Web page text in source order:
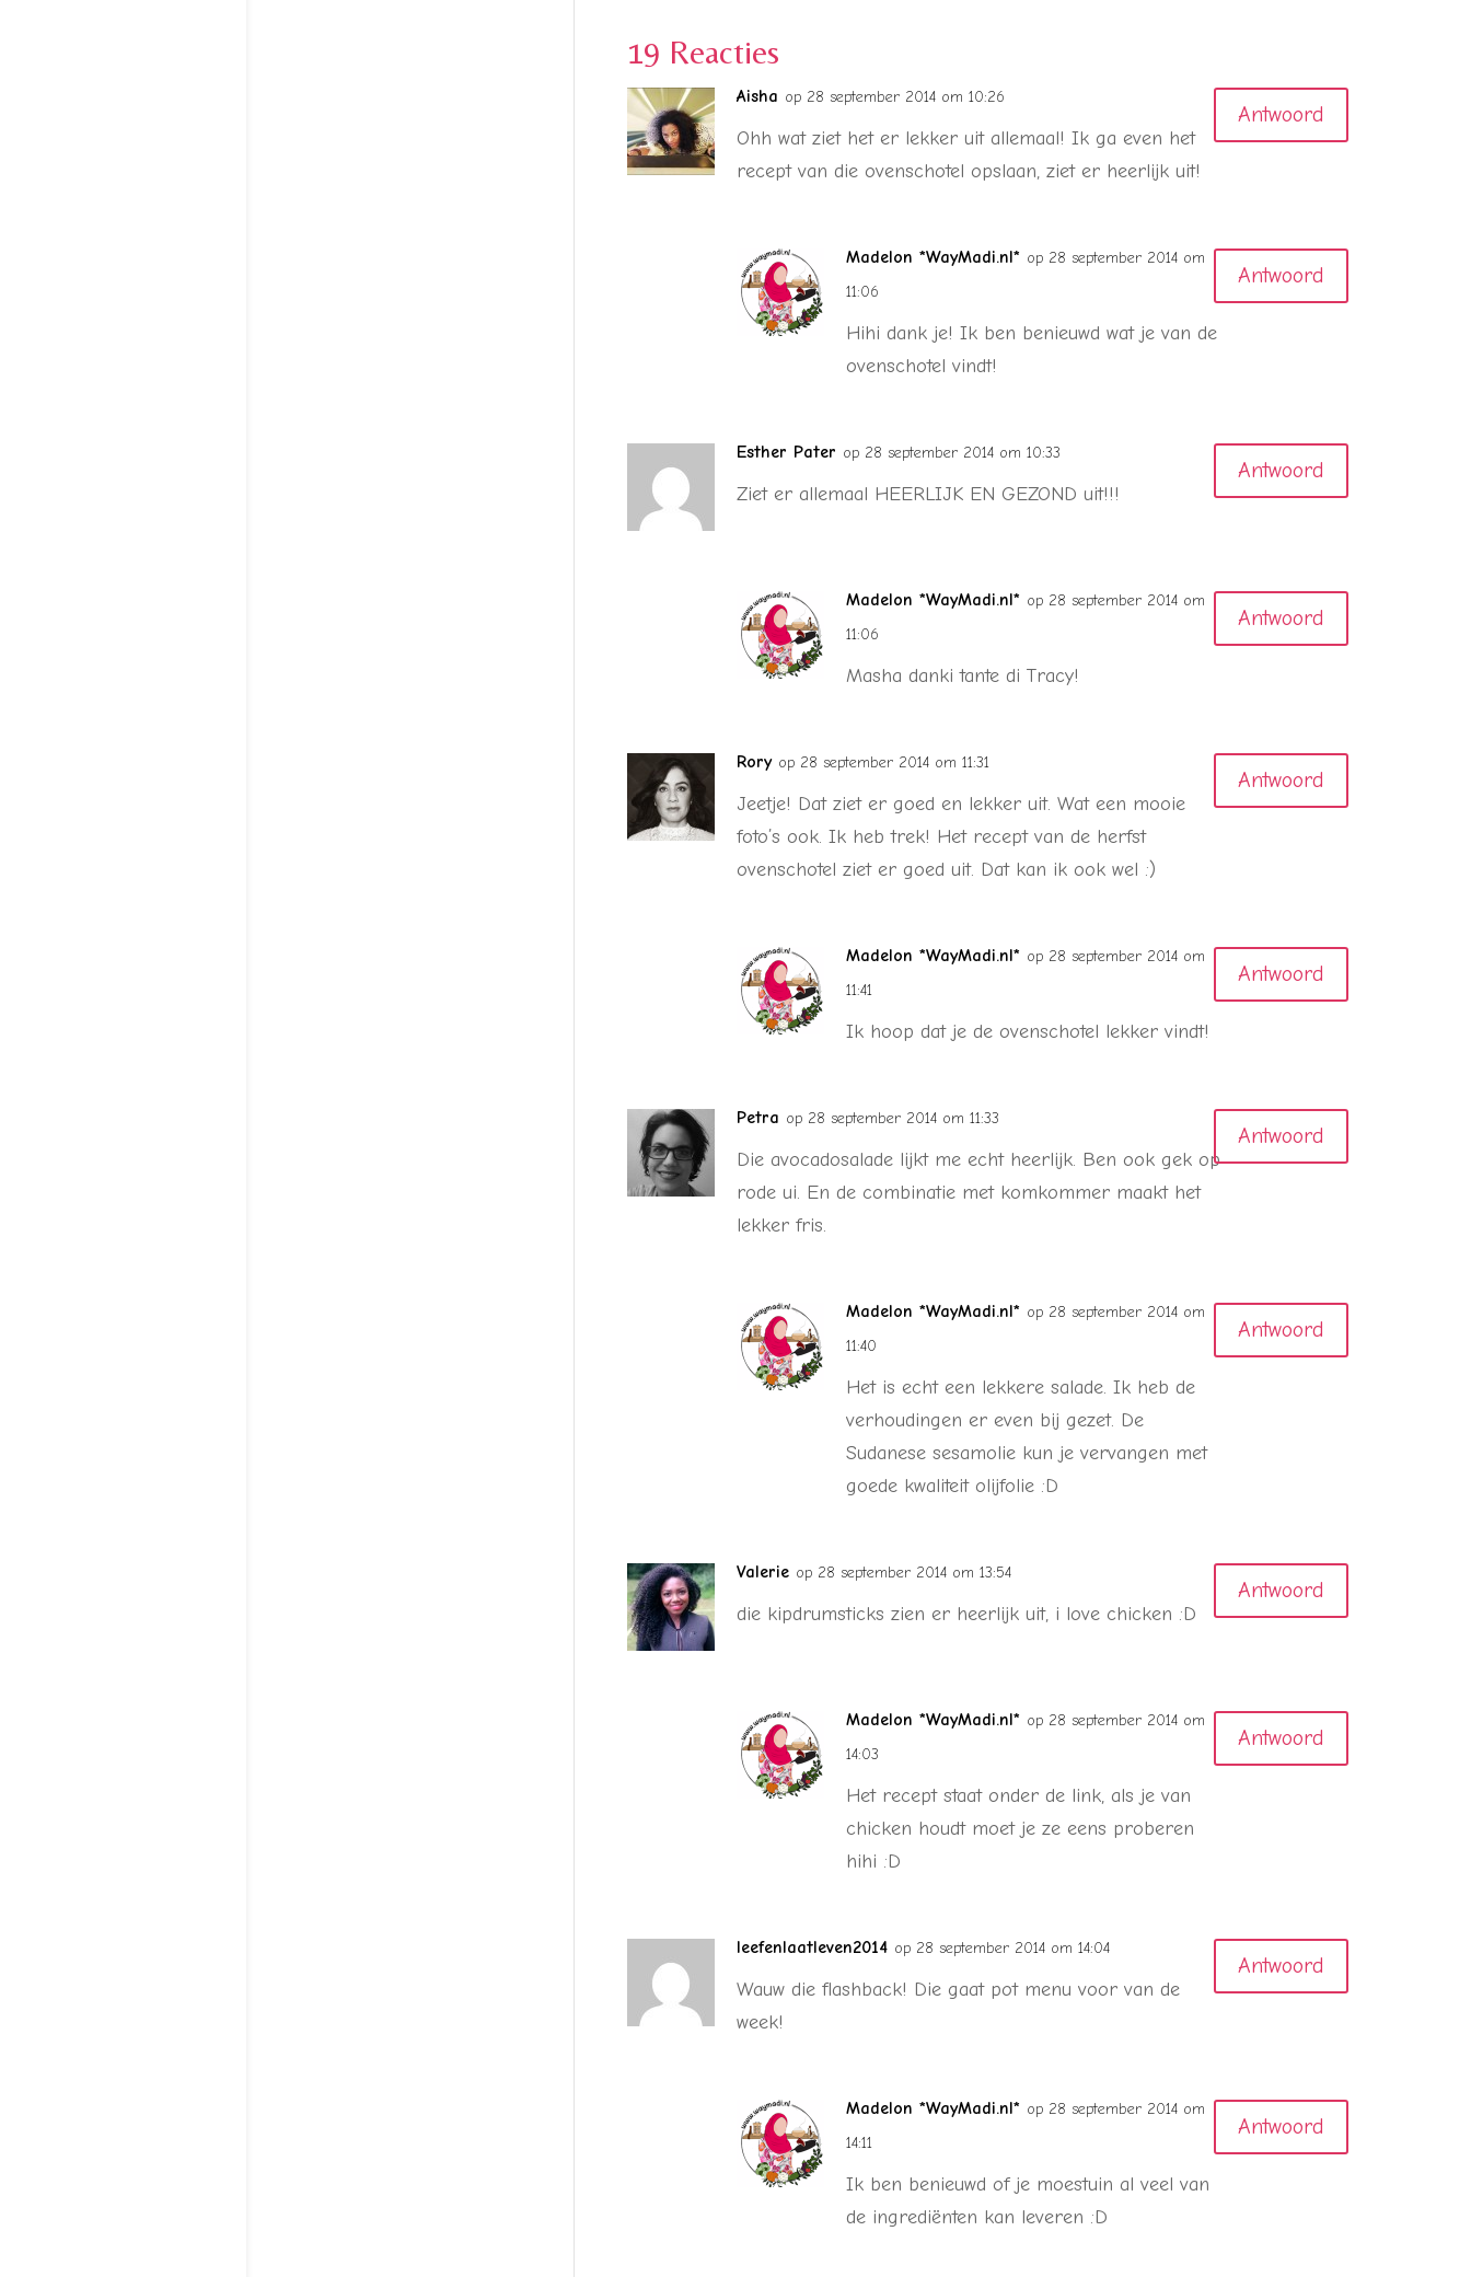
19 Reacties
Aisha op 28 september 2014 om 10:26
Ohh wat ziet het er lekker uit allemaal! Ik ga even het
recept van die ovenschotel opslaan, ziet er heerlijk uit!
Antwoord
Madelon *WayMadi.nl* op 28 september 2014 om
11:06
Hihi dank je! Ik ben benieuwd wat je van de
ovenschotel vindt!
Antwoord
Esther Pater op 28 september 2014 om 10:33
Ziet er allemaal HEERLIJK EN GEZOND uit!!!
Antwoord
Madelon *WayMadi.nl* op 28 september 2014 om
11:06
Masha danki tante di Tracy!
Antwoord
Rory op 28 september 2014 om 11:31
Jeetje! Dat ziet er goed en lekker uit. Wat een mooie
foto’s ook. Ik heb trek! Het recept van de herfst
ovenschotel ziet er goed uit. Dat kan ik ook wel :)
Antwoord
Madelon *WayMadi.nl* op 28 september 2014 om
11:41
Ik hoop dat je de ovenschotel lekker vindt!
Antwoord
Petra op 28 september 2014 om 11:33
Die avocadosalade lijkt me echt heerlijk. Ben ook gek op
rode ui. En de combinatie met komkommer maakt het
lekker fris.
Antwoord
Madelon *WayMadi.nl* op 28 september 2014 om
11:40
Het is echt een lekkere salade. Ik heb de
verhoudingen er even bij gezet. De
Sudanese sesamolie kun je vervangen met
goede kwaliteit olijfolie :D
Antwoord
Valerie op 28 september 2014 om 13:54
die kipdrumsticks zien er heerlijk uit, i love chicken :D
Antwoord
Madelon *WayMadi.nl* op 28 september 2014 om
14:03
Het recept staat onder de link, als je van
chicken houdt moet je ze eens proberen
hihi :D
Antwoord
leefenlaatleven2014 op 28 september 2014 om 14:04
Wauw die flashback! Die gaat pot menu voor van de
week!
Antwoord
Madelon *WayMadi.nl* op 28 september 2014 om
14:11
Ik ben benieuwd of je moestuin al veel van
de ingrediënten kan leveren :D
Antwoord